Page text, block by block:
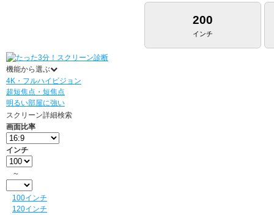
200
インチ
機能から選ぶ
4K・フルハイビジョン
超短焦点・短焦点
明るい部屋に強い
スクリーン詳細検索
画面比率
インチ
～
100インチ
120インチ